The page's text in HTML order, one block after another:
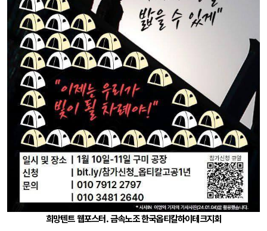
희망텐트 웹포스터. 금속노조 한국옵티칼하이테크지회